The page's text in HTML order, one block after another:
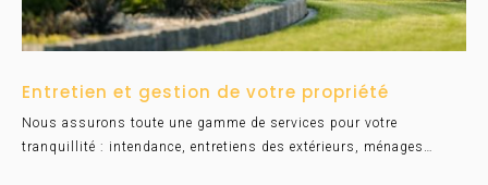
Entretien et gestion de votre propriété
Nous assurons toute une gamme de services pour votre
tranquillité : intendance, entretiens des extérieurs, ménages…